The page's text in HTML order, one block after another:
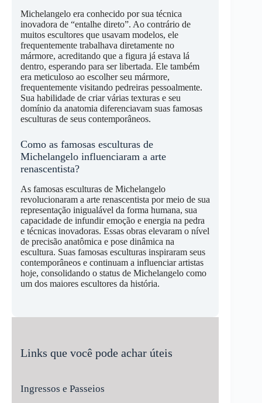
Michelangelo era conhecido por sua técnica
inovadora de “entalhe direto”. Ao contrário de
muitos escultores que usavam modelos, ele
frequentemente trabalhava diretamente no
mármore, acreditando que a figura já estava lá
dentro, esperando para ser libertada. Ele também
era meticuloso ao escolher seu mármore,
frequentemente visitando pedreiras pessoalmente.
Sua habilidade de criar várias texturas e seu
domínio da anatomia diferenciavam suas famosas
esculturas de seus contemporâneos.
Como as famosas esculturas de
Michelangelo influenciaram a arte
renascentista?
As famosas esculturas de Michelangelo
revolucionaram a arte renascentista por meio de sua
representação inigualável da forma humana, sua
capacidade de infundir emoção e energia na pedra
e técnicas inovadoras. Essas obras elevaram o nível
de precisão anatômica e pose dinâmica na
escultura. Suas famosas esculturas inspiraram seus
contemporâneos e continuam a influenciar artistas
hoje, consolidando o status de Michelangelo como
um dos maiores escultores da história.
Links que você pode achar úteis
Ingressos e Passeios